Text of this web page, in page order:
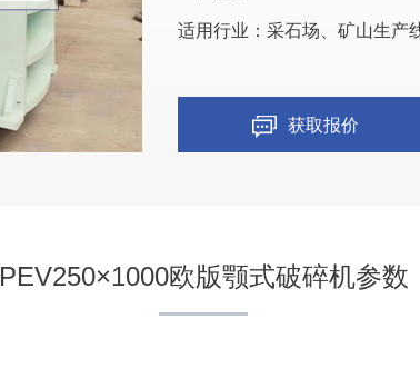
适用行业：采石场、矿山生产
获取报价
PEV250×1000欧版颚式破碎机参数